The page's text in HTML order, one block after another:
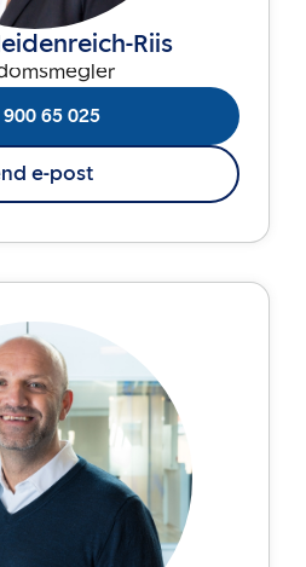
Riis
65 025
e-post